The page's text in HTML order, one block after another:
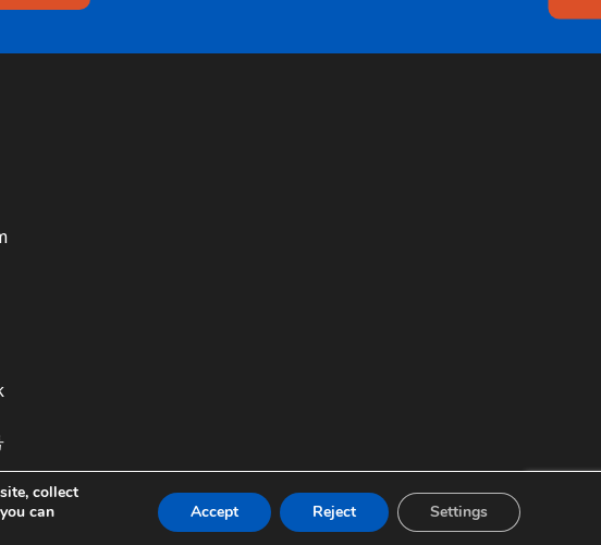
© 2026, 最终解释权归美伊电钢所有。
collect
can
Accept Reject Settings